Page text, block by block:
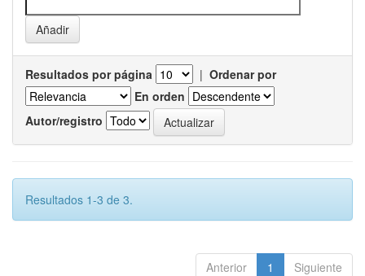
Resultados por página | Ordenar por
En orden
Autor/registro
Resultados 1-3 de 3.
Anterior 1 Siguiente